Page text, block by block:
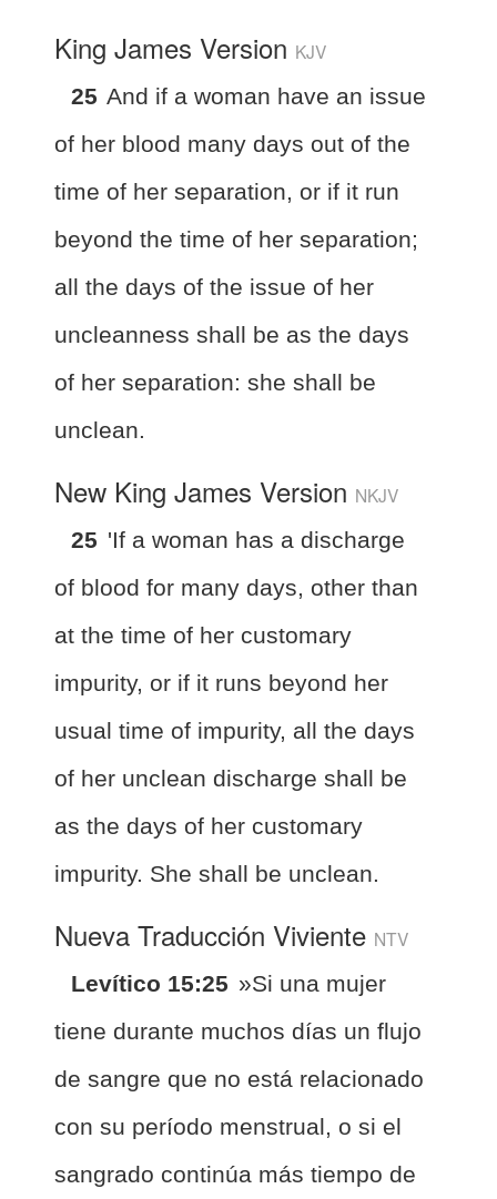
King James Version KJV
25 And if a woman have an issue
of her blood many days out of the
time of her separation, or if it run
beyond the time of her separation;
all the days of the issue of her
uncleanness shall be as the days
of her separation: she shall be
unclean.
New King James Version NKJV
25 'If a woman has a discharge
of blood for many days, other than
at the time of her customary
impurity, or if it runs beyond her
usual time of impurity, all the days
of her unclean discharge shall be
as the days of her customary
impurity. She shall be unclean.
Nueva Traducción Viviente NTV
Levítico 15:25 »Si una mujer
tiene durante muchos días un flujo
de sangre que no está relacionado
con su período menstrual, o si el
sangrado continúa más tiempo de